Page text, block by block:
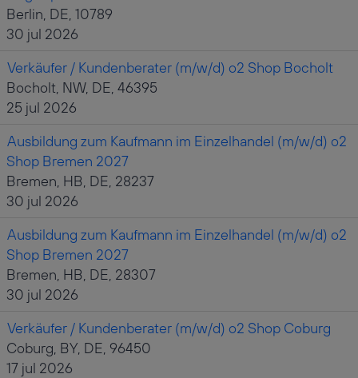
Berlin, DE, 10789
30 jul 2026
Verkäufer / Kundenberater (m/w/d) o2 Shop Bocholt
Bocholt, NW, DE, 46395
25 jul 2026
Ausbildung zum Kaufmann im Einzelhandel (m/w/d) o2
Shop Bremen 2027
Bremen, HB, DE, 28237
30 jul 2026
Ausbildung zum Kaufmann im Einzelhandel (m/w/d) o2
Shop Bremen 2027
Bremen, HB, DE, 28307
30 jul 2026
Verkäufer / Kundenberater (m/w/d) o2 Shop Coburg
Coburg, BY, DE, 96450
17 jul 2026